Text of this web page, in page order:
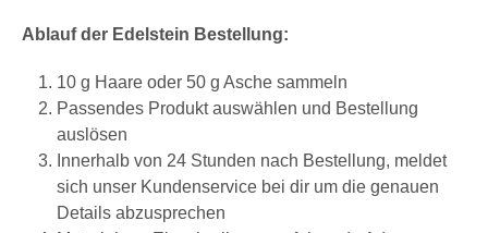
Ablauf der Edelstein Bestellung:
10 g Haare oder 50 g Asche sammeln
Passendes Produkt auswählen und Bestellung
auslösen
Innerhalb von 24 Stunden nach Bestellung, meldet
sich unser Kundenservice bei dir um die genauen
Details abzusprechen